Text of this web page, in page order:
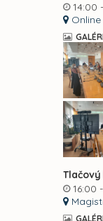
14:00
Online
16:00